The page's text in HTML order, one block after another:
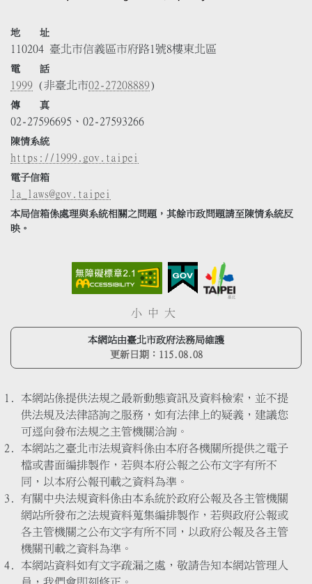
地 址
110204 臺北市信義區市府路1號8樓東北區
電 話
1999 (非臺北市02-27208889)
傳 真
02-27596695、02-27593266
陳情系統
https://1999.gov.taipei
電子信箱
la_laws@gov.taipei
本局信箱係處理與系統相關之問題，其餘市政問題請至陳情系統反
映。
小 中 大
本網站由臺北市政府法務局維護
更新日期： 115.08.08
本網站係提供法規之最新動態資訊及資料檢索，並不提
供法規及法律諮詢之服務，如有法律上的疑義，建議您
可逕向發布法規之主管機關洽詢。
本網站之臺北市法規資料係由本府各機關所提供之電子
檔或書面編排製作，若與本府公報之公布文字有所不
同，以本府公報刊載之資料為準。
有關中央法規資料係由本系統於政府公報及各主管機關
網站所發布之法規資料蒐集編排製作，若與政府公報或
各主管機關之公布文字有所不同，以政府公報及各主管
機關刊載之資料為準。
本網站資料如有文字疏漏之處，敬請告知本網站管理人
員，我們會即刻修正。